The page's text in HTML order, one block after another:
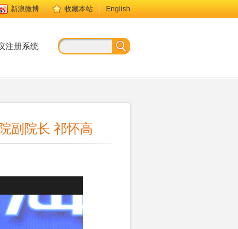
新浪微博 收藏本站 English
注册系统
副院长 祁怀高